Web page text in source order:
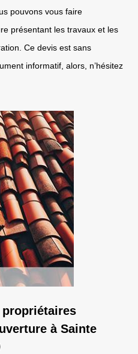
pouvons vous faire
présentant les travaux et les
Ce devis est sans
informatif, alors, n’hésitez
à Sainte